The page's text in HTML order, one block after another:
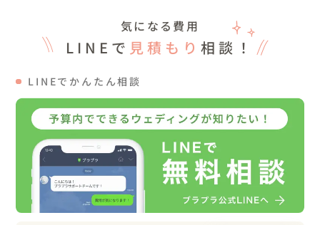
11:50　お支度完了
12:00　写真撮影
13:45　太鼓演舞
13:50　おふたり入場
19:00　結び
🍸当日について
ウェルカムスペースには、おふたりやゲストのお顔をはめ
込んだ『映画風ポスター』をずらりと展示✨
会場に到着されたゲストは笑顔に包まれてました😆
気になる費用
LINEで 見積もり 相談！
LINEでかんたん相談